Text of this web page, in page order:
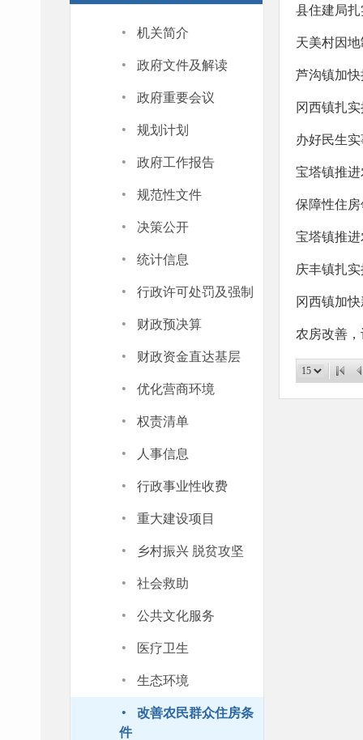
· 机关简介
· 政府文件及解读
· 政府重要会议
· 规划计划
· 政府工作报告
· 规范性文件
· 决策公开
· 统计信息
· 行政许可处罚及强制
· 财政预决算
· 财政资金直达基层
· 优化营商环境
· 权责清单
· 人事信息
· 行政事业性收费
· 重大建设项目
· 乡村振兴 脱贫攻坚
· 社会救助
· 公共文化服务
· 医疗卫生
· 生态环境
·
改善农民群众住房条
件
县住建局
天美村因
芦沟镇加
冈西镇扎
办好民生
宝塔镇推
保障性住
宝塔镇推
庆丰镇扎
冈西镇加
农房改善